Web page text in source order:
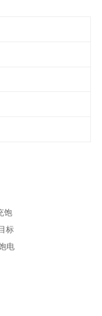
饱
标
电